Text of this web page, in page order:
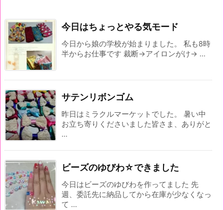
今日はちょっとやる気モード
今日から娘の学校が始まりました。 私も8時
半からお仕事です 裁断→アイロンがけ→ ...
サテンリボンゴム
昨日はミラクルマーケットでした。 暑い中
お立ち寄りくださいました皆さま、ありがと
...
ビーズのゆびわ☆できました
今日はビーズのゆびわを作ってました 先
週、委託先に納品してから在庫が少なくなっ
て ...